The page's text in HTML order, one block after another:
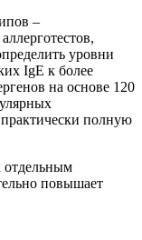
–
уровни
IgE к более
на основе 120
полную
отдельным
повышает